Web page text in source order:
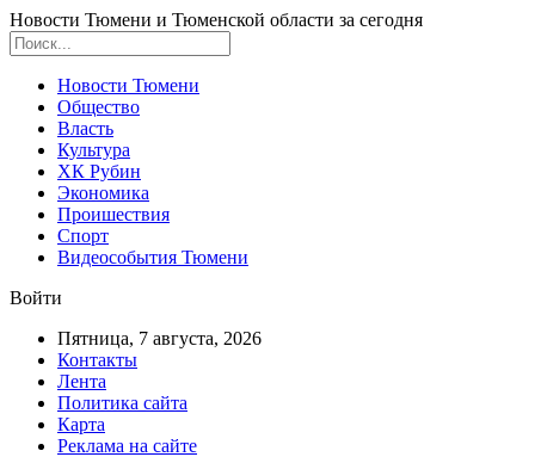
Новости Тюмени и Тюменской области за сегодня
Новости Тюмени
Общество
Власть
Культура
ХК Рубин
Экономика
Проишествия
Спорт
Видеособытия Тюмени
Войти
Пятница, 7 августа, 2026
Контакты
Лента
Политика сайта
Карта
Реклама на сайте